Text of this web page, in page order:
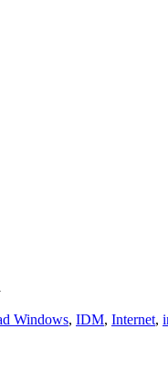
Windows, IDM, Internet,